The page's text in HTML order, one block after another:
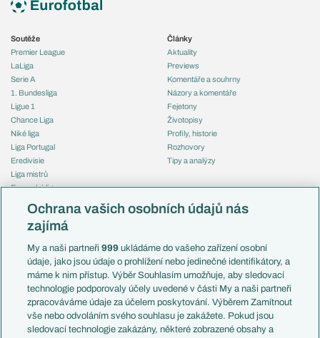
Soutěže
Premier League
LaLiga
Serie A
1. Bundesliga
Ligue 1
Chance Liga
Niké liga
Liga Portugal
Eredivisie
Liga mistrů
Evropská liga
Mistrovství světa
Liga národů
Témata
Představení týmů MS
EuroSkauting
PL v kostce
Evropské koeficienty
Přestupy
Články
Aktuality
Previews
Komentáře a souhrny
Názory a komentáře
Fejetony
Životopisy
Profily, historie
Rozhovory
Tipy a analýzy
Česko
Francie
Itálie
Německo
Španělsko
Argentina
Brazílie
Ochrana vašich osobních údajů nás
zajímá
My a naši partneři999 ukládáme do vašeho zařízení osobní
údaje, jako jsou údaje o prohlížení nebo jedinečné identifikátory, a
máme k nim přístup. Výběr Souhlasím umožňuje, aby sledovací
technologie podporovaly účely uvedené v části My a naši partneři
zpracováváme údaje za účelem poskytování. Výběrem Zamítnout
vše nebo odvoláním svého souhlasu je zakážete. Pokud jsou
sledovací technologie zakázány, některé zobrazené obsahy a